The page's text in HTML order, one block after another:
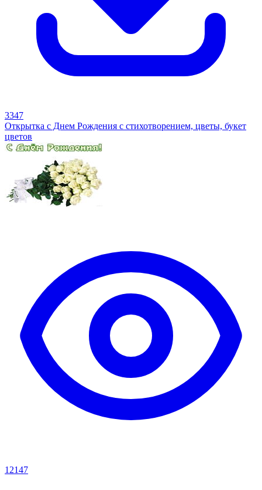
3347
Открытка с Днем Рождения с стихотворением, цветы, букет
цветов
12147